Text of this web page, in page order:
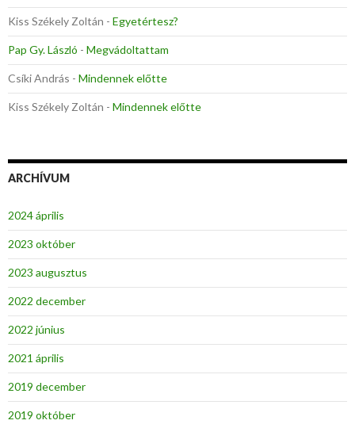
Kiss Székely Zoltán - Egyetértesz?
Pap Gy. László - Megvádoltattam
Csíki András - Mindennek előtte
Kiss Székely Zoltán - Mindennek előtte
ARCHÍVUM
2024 április
2023 október
2023 augusztus
2022 december
2022 június
2021 április
2019 december
2019 október